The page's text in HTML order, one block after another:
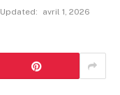
Updated:
avril 1, 2026